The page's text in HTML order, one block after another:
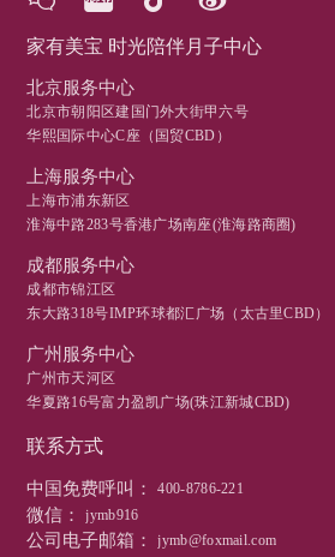
家有美宝 时光陪伴月子中心
北京服务中心
北京市朝阳区建国门外大街甲六号
华熙国际中心C座（国贸CBD）
上海服务中心
上海市浦东新区
淮海中路283号香港广场南座(淮海路商圈)
成都服务中心
成都市锦江区
东大路318号IMP环球都汇广场（太古里CBD）
广州服务中心
广州市天河区
华夏路16号富力盈凯广场(珠江新城CBD)
联系方式
中国免费呼叫： 400-8786-221
微信： jymb916
公司电子邮箱： jymb@foxmail.com